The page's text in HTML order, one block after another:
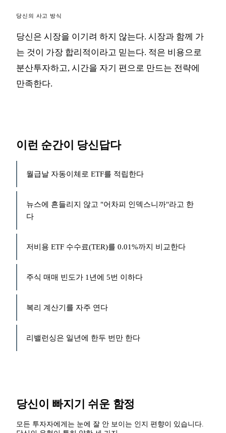
당신의 사고 방식
당신은 시장을 이기려 하지 않는다. 시장과 함께 가
는 것이 가장 합리적이라고 믿는다. 적은 비용으로
분산투자하고, 시간을 자기 편으로 만드는 전략에
만족한다.
이런 순간이 당신답다
월급날 자동이체로 ETF를 적립한다
뉴스에 흔들리지 않고 "어차피 인덱스니까"라고 한
다
저비용 ETF 수수료(TER)를 0.01%까지 비교한다
주식 매매 빈도가 1년에 5번 이하다
복리 계산기를 자주 연다
리밸런싱은 일년에 한두 번만 한다
당신이 빠지기 쉬운 함정
모든 투자자에게는 눈에 잘 안 보이는 인지 편향이 있습니다.